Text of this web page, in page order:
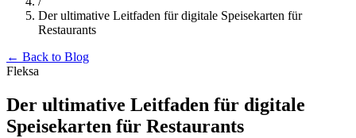
Der ultimative Leitfaden für digitale Speisekarten für
Restaurants
← Back to Blog
Fleksa
Der ultimative Leitfaden für digitale
Speisekarten für Restaurants